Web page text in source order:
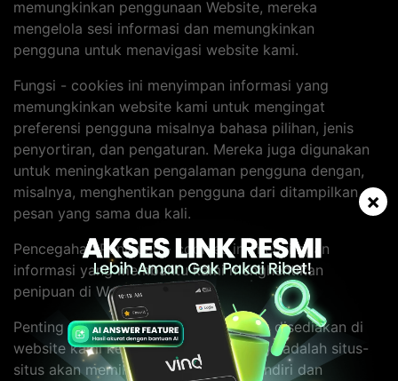
×
memungkinkan penggunaan Website, mereka
mengelola sesi informasi dan memungkinkan
pengguna untuk menavigasi website kami.
Fungsi - cookies ini menyimpan informasi yang
memungkinkan website kami untuk mengingat
preferensi pengguna misalnya bahasa pilihan, jenis
penyortiran, dan pengaturan. Mereka juga digunakan
untuk meningkatkan pengalaman pengguna dengan,
misalnya, menghentikan pengguna dari ditampilkan
pesan yang sama dua kali.
Pencegahan Penipuan - cookies ini menyimpan
informasi yang membantu kami menghentikan
penipuan di Website kami.
Penting untuk diingat bahwa link yang disediakan di
website kami ke situs web pihak ketiga adalah situs-
situs akan memiliki cookie mereka sendiri dan